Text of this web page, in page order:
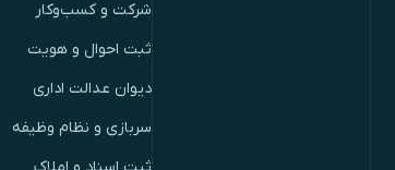
شرکت و کسب‌وکار
ثبت احوال و هویت
دیوان عدالت اداری
سربازی و نظام وظیفه